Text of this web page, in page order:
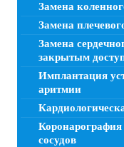
Замена
Замена
Замена
закрытым
Имплантация
аритмии
сосудов